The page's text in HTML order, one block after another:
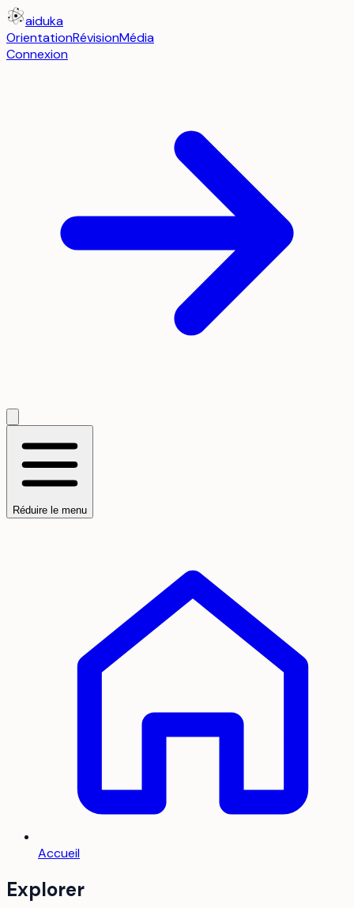
aiduka
OrientationRévisionMédia
Connexion
Réduire le menu
Accueil
Explorer